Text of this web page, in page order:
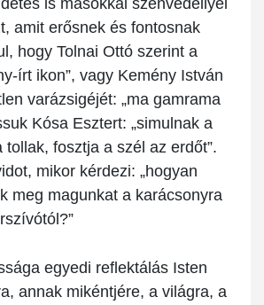
is másokkal szenvedéllyel
amit erősnek és fontosnak
hogy Tolnai Ottó szerint a
írt ikon”, vagy Kemény István
varázsigéjét: „ma gamrama
Kósa Esztert: „simulnak a
tollak, fosztja a szél az erdőt”.
mikor kérdezi: „hogyan
meg magunkat a karácsonyra
egyedi reflektálás Isten
annak mikéntjére, a világra, a